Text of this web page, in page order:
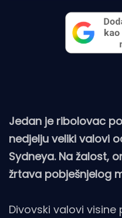
Jedan je ribolovac
nedjelju veliki valovi
Sydneya. Na žalost,
žrtava pobješnjelog
Divovski valovi